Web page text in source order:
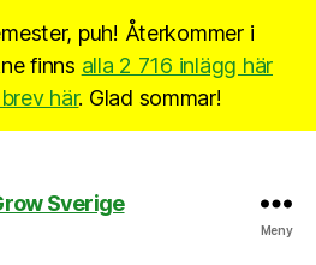
puh! Återkommer i
finns alla 2 716 inlägg här
här. Glad sommar!
Meny